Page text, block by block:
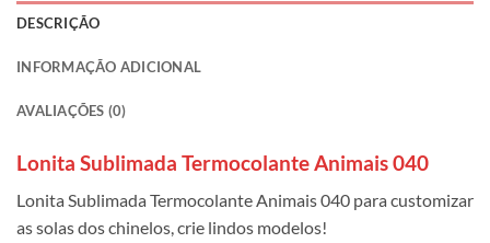
DESCRIÇÃO
INFORMAÇÃO ADICIONAL
AVALIAÇÕES (0)
Lonita Sublimada Termocolante Animais 040
Lonita Sublimada Termocolante Animais 040 para customizar
as solas dos chinelos, crie lindos modelos!